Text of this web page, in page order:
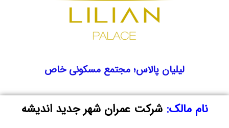
لیلیان پالاس؛ مجتمع مسکونی خاص
نام مالک:شرکت عمران شهر جدید اندیشه